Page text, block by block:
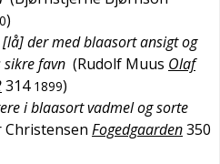
)
der med blaasort ansigt og
favn (Rudolf Muus Olaf
314 1899)
i blaasort vadmel og sorte
Christensen Fogedgaarden350